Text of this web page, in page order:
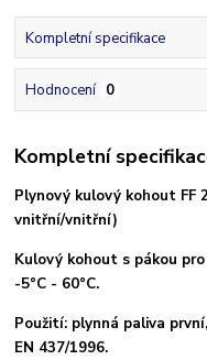
Kompletní specifikace
Hodnocení 0
Kompletní
Plynový kulový kohout FF
vnitřní/vnitřní)
Kulový kohout s pákou
-5°C - 60°C.
Použití: plynná paliva
EN 437/1996.